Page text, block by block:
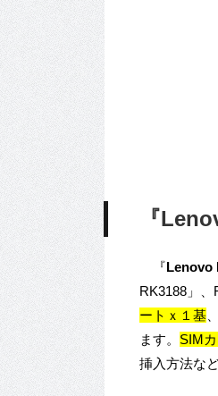
『
『Lenovo
RK3188」
ートｘ１基
ます。 SIM
挿入方法な